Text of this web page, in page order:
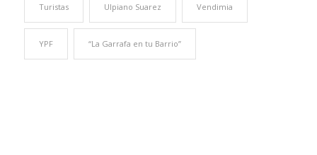
Turistas Ulpiano Suarez Vendimia
YPF “La Garrafa en tu Barrio”